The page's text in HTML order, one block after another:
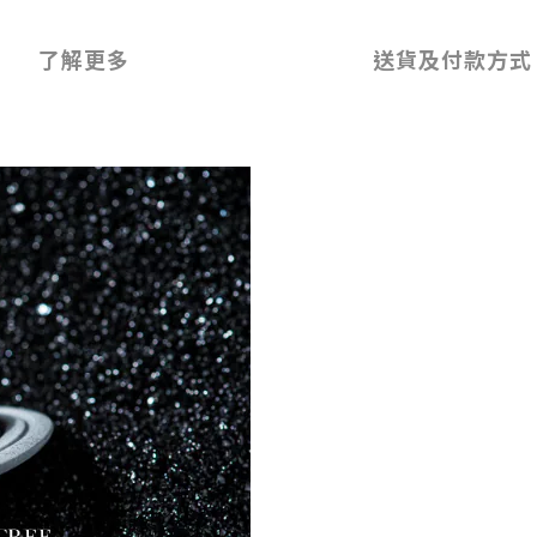
了解更多 送貨及付款方式